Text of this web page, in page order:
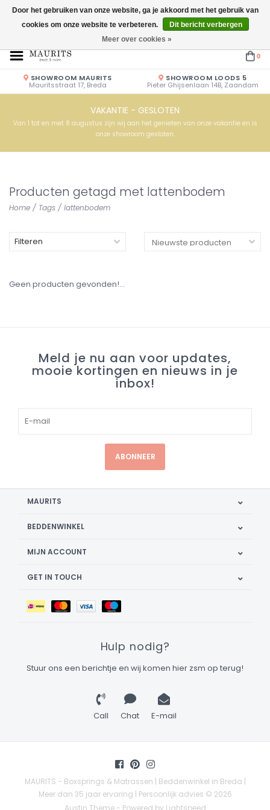
Openingstijden: Vrijdag & Zaterdag 10.00u - 17.00u of op afspraak!
0
SHOWROOM MAURITS
Mauritsstraat 17, Breda
SHOWROOM LOODS 5
Pieter Ghijsenlaan 14B, Zaandam
VAKANTIE - GESLOTEN
Van 1 tot en met 8 augustus zijn wij aan het genieten van onze vakantie en is
onze showroom gesloten.
Producten getagd met lattenbodem
Home / Tags / lattenbodem
Filteren
Geen producten gevonden!...
Meld je nu aan voor updates,
mooie kortingen en nieuws in je
inbox!
ABONNEER
MAURITS
BEDDENWINKEL
MIJN ACCOUNT
GET IN TOUCH
Hulp nodig?
Stuur ons een berichtje en wij komen hier zsm op terug!
Call Chat E-mail
MAURITS - Boxsprings & Matrassen | Beddenwinkel in Breda |
Meer dan 35 jaar ervaring | Persoonlijk advies © 2026
Austin Theme- Powered by Lightspeed
Door het gebruiken van onze website, ga je akkoord met het gebruik van
cookies om onze website te verbeteren.
Dit bericht verbergen
Meer over cookies »